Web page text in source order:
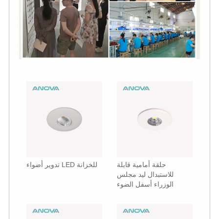
تدوير أضواء LED للخزانة
حلقة أمامية قابلة
للاستبدال ليد مجلس
الوزراء أسفل الضوء